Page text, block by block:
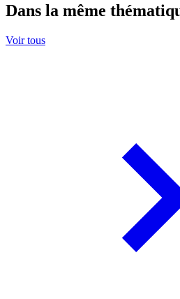
Dans la même
Voir tous